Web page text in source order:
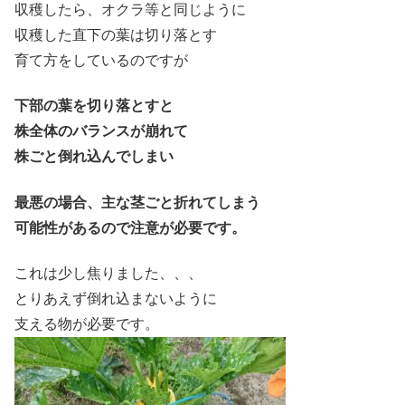
収穫したら、オクラ等と同じように
収穫した直下の葉は切り落とす
育て方をしているのですが
下部の葉を切り落とすと
株全体のバランスが崩れて
株ごと倒れ込んでしまい
最悪の場合、主な茎ごと折れてしまう
可能性があるので注意が必要です。
これは少し焦りました、、、
とりあえず倒れ込まないように
支える物が必要です。